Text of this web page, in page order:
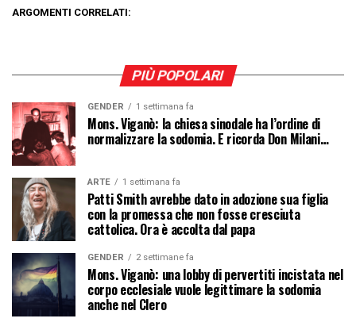
ARGOMENTI CORRELATI:
PIÙ POPOLARI
GENDER 1 settimana fa
Mons. Viganò: la chiesa sinodale ha l’ordine di
normalizzare la sodomia. E ricorda Don Milani…
ARTE 1 settimana fa
Patti Smith avrebbe dato in adozione sua figlia
con la promessa che non fosse cresciuta
cattolica. Ora è accolta dal papa
GENDER 2 settimane fa
Mons. Viganò: una lobby di pervertiti incistata nel
corpo ecclesiale vuole legittimare la sodomia
anche nel Clero